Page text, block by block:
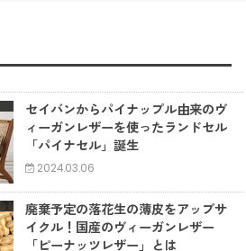
セイバンからパイナップル由来のヴ
ィーガンレザーを使ったランドセル
「パイナセル」誕生
2024.03.06
廃棄予定の落花生の薄皮をアップサ
イクル！国産のヴィーガンレザー
「ピーナッツレザー」とは